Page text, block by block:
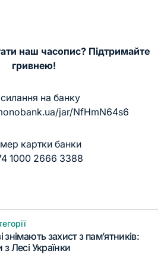
наш часопис? Підтримайте
гривнею!
на банку
jar/NfHmN64s6
картки банки
1000 2666 3388
знімають захист з пам’ятників:
з Лесі Українки